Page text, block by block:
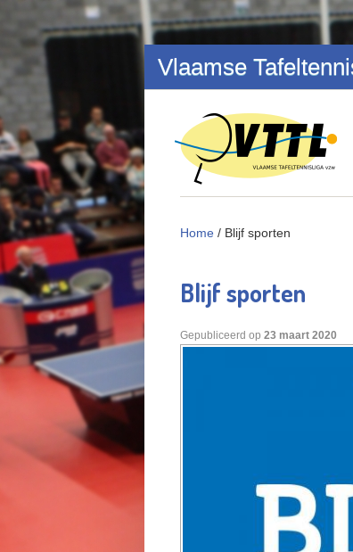
Overslaan en naar de inhoud gaan
Vlaamse
Home / Blijf sporten
Blijf sporten
Gepubliceerd op 23 maart 2020